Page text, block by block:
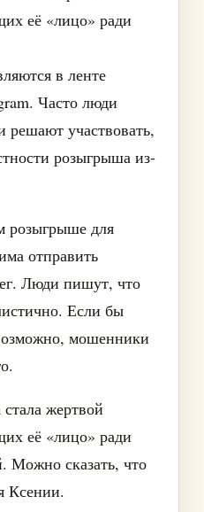
в ленте
Часто люди
решают участвовать,
розыгрыша из-
розыгрыше для
отправить
Люди пишут, что
Если бы
мошенники
жертвой
её «лицо» ради
Можно сказать, что
Ксении.